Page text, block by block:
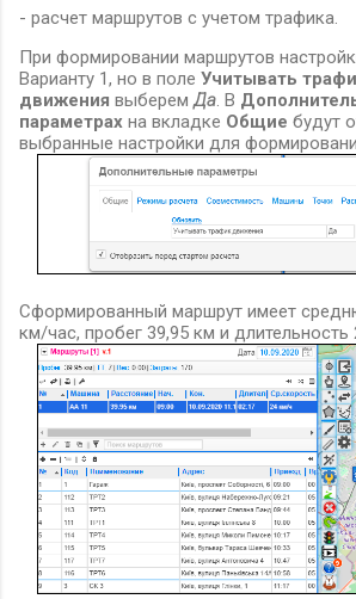
- расчет маршрутов с учетом трафика.
При формировании маршрутов
Варианту 1, но в поле Учитывать
движения выберем Да. В
параметрах на вкладке Общие будут
выбранные настройки для
Сформированный маршрут имеет
км/час, пробег 39,95 км и длительность